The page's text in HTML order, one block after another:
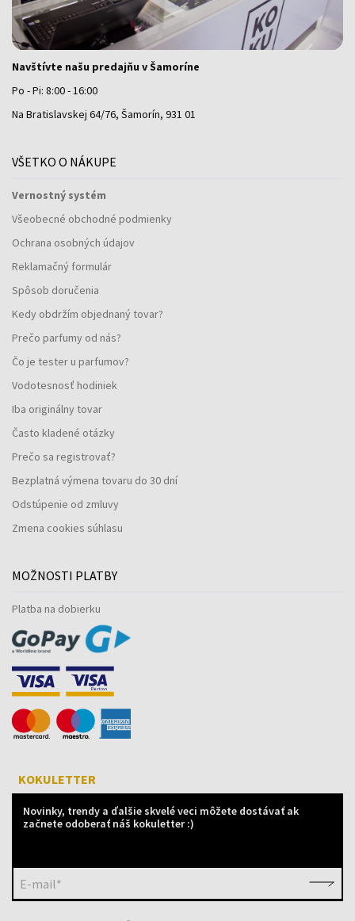
Navštívte našu predajňu v Šamoríne
Po - Pi: 8:00 - 16:00
Na Bratislavskej 64/76, Šamorín, 931 01
VŠETKO O NÁKUPE
Vernostný systém
Všeobecné obchodné podmienky
Ochrana osobných údajov
Reklamačný formulár
Spôsob doručenia
Kedy obdržím objednaný tovar?
Prečo parfumy od nás?
Čo je tester u parfumov?
Vodotesnosť hodiniek
Iba originálny tovar
Často kladené otázky
Prečo sa registrovať?
Bezplatná výmena tovaru do 30 dní
Odstúpenie od zmluvy
Zmena cookies súhlasu
MOŽNOSTI PLATBY
Platba na dobierku
KOKULETTER
Novinky, trendy a ďalšie skvelé veci môžete dostávať ak
začnete odoberať náš kokuletter :)
E-mail*